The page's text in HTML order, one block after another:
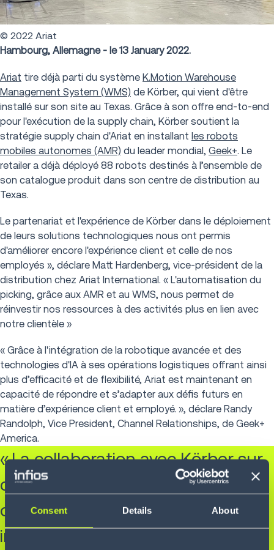
Consent Details About
© 2022 Ariat
Hambourg, Allemagne - le 13 January 2022.
Ariat tire déjà parti du système K.Motion Warehouse
Management System (WMS) de Körber, qui vient d'être
installé sur son site au Texas. Grâce à son offre end-to-end
pour l'exécution de la supply chain, Körber soutient la
stratégie supply chain d'Ariat en installant les robots
mobiles autonomes (AMR) du leader mondial, Geek+. Le
retailer a déjà déployé 88 robots destinés à l’ensemble de
son catalogue produit dans son centre de distribution au
Texas.
Le partenariat et l'expérience de Kӧrber dans le déploiement
de leurs solutions technologiques nous ont permis
d'améliorer encore l'expérience client et celle de nos
employés », déclare Matt Hardenberg, vice-président de la
distribution chez Ariat International. « L'automatisation du
picking, grâce aux AMR et au WMS, nous permet de
réinvestir nos ressources à des activités plus en lien avec
notre clientèle »
« Grâce à l'intégration de la robotique avancée et des
technologies d'IA à ses opérations logistiques offrant ainsi
plus d’efficacité et de flexibilité, Ariat est maintenant en
capacité de répondre et s’adapter aux défis futurs en
matière d’expérience client et employé. », déclare Randy
Randolph, Vice President, Channel Relationships, de Geek+
America.
« La collaboration avec Körber sur
ce projet innovant est une
opportunité et nous sommes
impatients de voir Ariat améliorer